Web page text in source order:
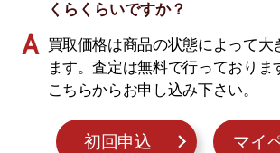
くらくらいですか？
買取価格は商品の状態によって大
ます。査定は無料で行っておりま
こちらからお申し込み下さい。
初回申込 マイ